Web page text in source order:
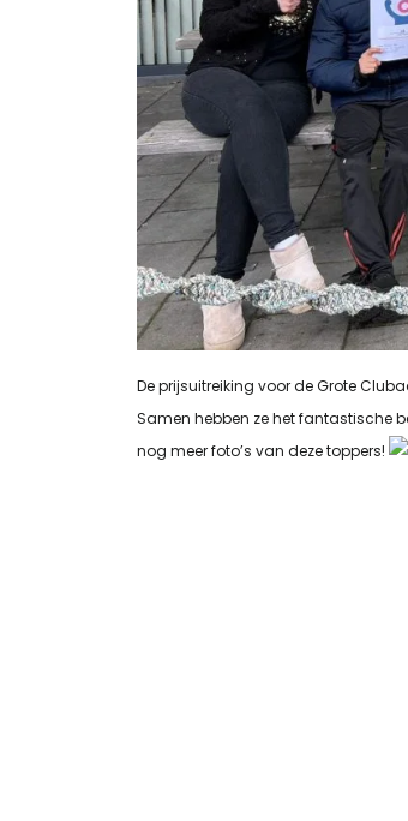
De prijsuitreiking voor de Grote
Samen hebben ze het fantastische
nog meer foto’s van deze toppers!